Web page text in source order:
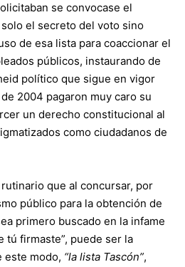
se convocase el
el secreto del voto sino
de esa lista para coaccionar el
públicos, instaurando de
político que sigue en vigor
2004 pagaron muy caro su
un derecho constitucional al
como ciudadanos de
que al concursar, por
público para la obtención de
primero buscado en la infame
tú firmaste”, puede ser la
este modo, “la lista Tascón”,